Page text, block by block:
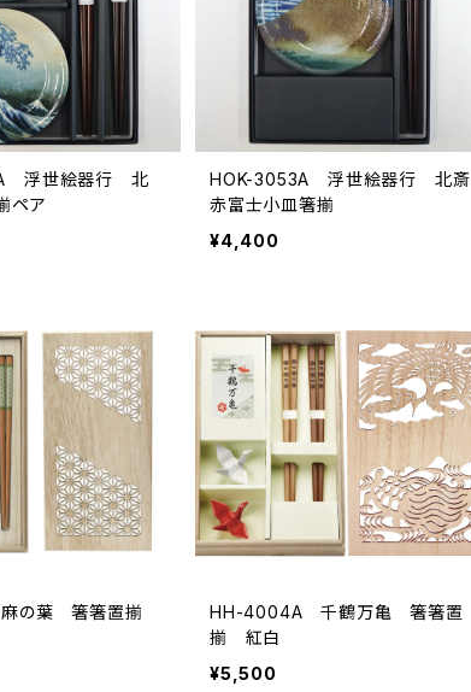
浮世絵器行 北
ペア
HOK-3053A 浮世絵器行 北斎
赤富士小皿箸揃
¥4,400
の葉 箸箸置揃
HH-4004A 千鶴万亀 箸箸置
揃 紅白
¥5,500